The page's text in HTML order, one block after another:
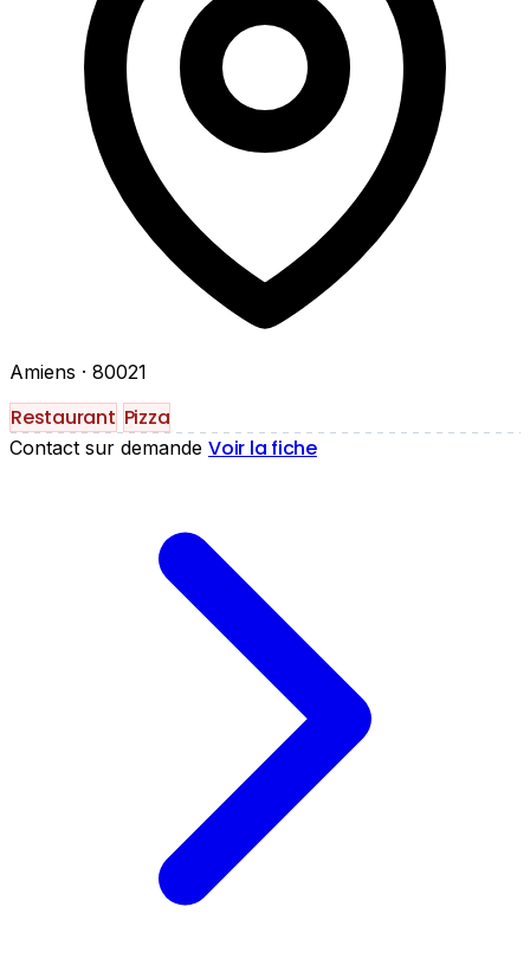
Amiens · 80021
Restaurant Pizza
Contact sur demande Voir la fiche